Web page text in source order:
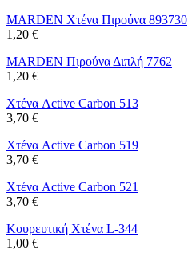
MARDEN Χτένα Πιρούνα 893730
1,20 €
MARDEN Πιρούνα Διπλή 7762
1,20 €
Χτένα Active Carbon 513
3,70 €
Χτένα Active Carbon 519
3,70 €
Χτένα Active Carbon 521
3,70 €
Κουρευτική Χτένα L-344
1,00 €